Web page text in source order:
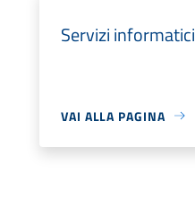
Servizi informatici
VAI ALLA PAGINA